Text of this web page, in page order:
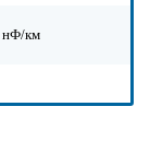
нФ/км